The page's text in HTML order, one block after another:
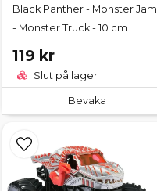
Black Panther - Monster Jam
- Monster Truck - 10 cm
119 kr
Slut på lager
Bevaka